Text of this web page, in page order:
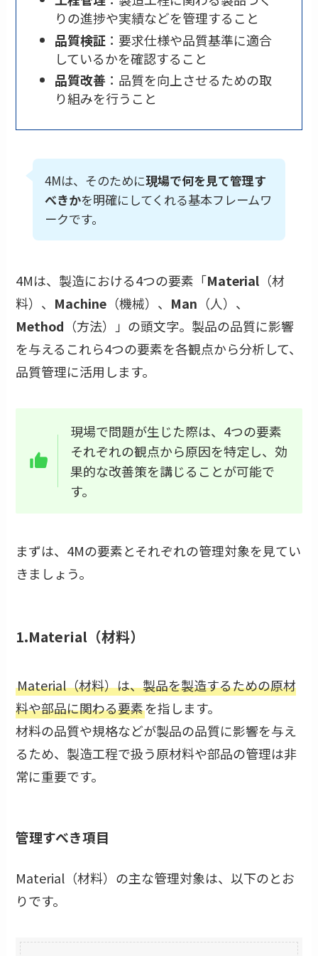
りの進捗や実績などを管理すること
品質検証 ：要求仕様や品質基準に適合
しているかを確認すること
品質改善 ：品質を向上させるための取
り組みを行うこと
4Mは、そのために現場で何を見て管理す
べきかを明確にしてくれる基本フレームワ
ークです。
4Mは、製造における4つの要素「Material （材
料）、 Machine （機械）、 Man （人）、
Method （方法）」の頭文字。製品の品質に影響
を与えるこれら4つの要素を各観点から分析して、
品質管理に活用します。
現場で問題が生じた際は、4つの要素
それぞれの観点から原因を特定し、効
果的な改善策を講じることが可能で
す。
まずは、4Mの要素とそれぞれの管理対象を見てい
きましょう。
1.Material（材料）
Material（材料）は、製品を製造するための原材
料や部品に関わる要素を指します。
材料の品質や規格などが製品の品質に影響を与え
るため、製造工程で扱う原材料や部品の管理は非
常に重要です。
管理すべき項目
Material（材料）の主な管理対象は、以下のとお
りです。